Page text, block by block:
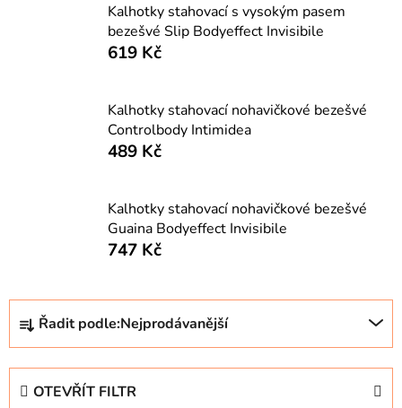
Kalhotky stahovací s vysokým pasem
bezešvé Slip Bodyeffect Invisibile
619 Kč
Kalhotky stahovací nohavičkové bezešvé
Controlbody Intimidea
489 Kč
Kalhotky stahovací nohavičkové bezešvé
Guaina Bodyeffect Invisibile
747 Kč
Ř
z
Řadit podle:Nejprodávanější
OTEVŘÍT FILTR